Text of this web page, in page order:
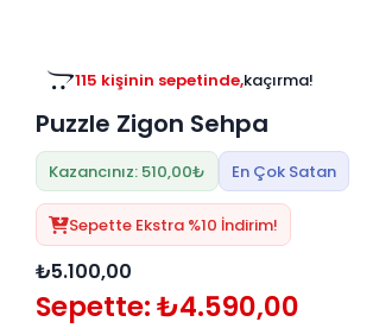
115 kişinin sepetinde,kaçırma!
Puzzle Zigon Sehpa
Kazancınız: 510,00₺ En Çok Satan
Sepette Ekstra %10 İndirim!
₺5.100,00
Sepette: ₺4.590,00